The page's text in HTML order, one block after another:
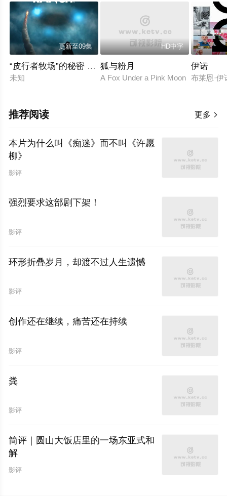
更新至09集
“皮行者牧场”的秘密 第七季
未知
HD中字
狐与粉月
A Fox Under a Pink Moon
伊诺
布莱恩·
更多 
推荐阅读
本片为什么叫《痴迷》而不叫《许愿
柳》
影评
强烈要求这部剧下架！
影评
环形折叠岁月，却渡不过人生遗憾
影评
创作还在继续，痛苦还在持续
影评
粪
影评
简评｜圆山大饭店里的一场东亚式和
解
影评